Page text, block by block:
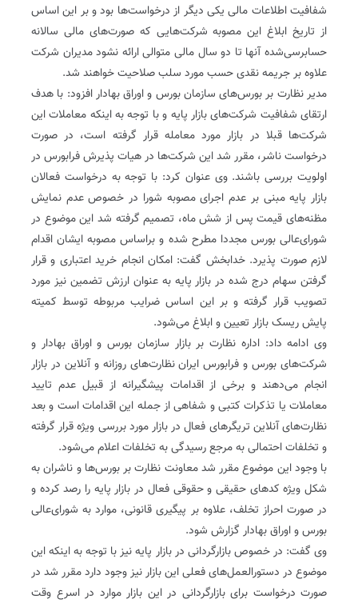
شفافیت اطلاعات مالی یکی دیگر از درخواست‌ها بود و بر این اساس
از تاریخ ابلاغ این مصوبه شرکت‌هایی که صورت‌های مالی سالانه
حسابرسی‌شده آنها تا دو سال مالی متوالی ارائه نشود مدیران شرکت
علاوه بر جریمه نقدی حسب مورد سلب صلاحیت خواهند شد.
مدیر نظارت بر بورس‌های سازمان بورس و اوراق بهادار افزود: با هدف
ارتقای شفافیت شرکت‌های بازار پایه و با توجه به اینکه معاملات این
شرکت‌ها قبلا در بازار مورد معامله قرار گرفته است، در صورت
درخواست ناشر، مقرر شد این شرکت‌ها در هیات پذیرش فرابورس در
اولویت بررسی باشند. وی عنوان کرد: با توجه به درخواست فعالان
بازار پایه مبنی بر عدم اجرای مصوبه شورا در خصوص عدم نمایش
مظنه‌های قیمت پس از شش ماه، تصمیم گرفته شد این موضوع در
شورای‌عالی بورس مجددا مطرح شده و بر‌اساس مصوبه ایشان اقدام
لازم صورت پذیرد. خدابخش گفت: امکان انجام خرید اعتباری و قرار
گرفتن سهام درج شده در بازار پایه به عنوان ارزش تضمین نیز مورد
تصویب قرار گرفته و بر این اساس ضرایب مربوطه توسط کمیته
پایش ریسک بازار تعیین و ابلاغ می‌‌شود.
وی ادامه داد: اداره نظارت بر بازار سازمان بورس و اوراق بهادار و
شرکت‌های بورس و فرابورس ایران نظارت‌های روزانه و آنلاین در بازار
انجام می‌دهند و برخی از اقدامات پیشگیرانه از قبیل عدم تایید
معاملات یا تذکرات کتبی و شفاهی از جمله این اقدامات است‌ و بعد
نظارت‌های آنلاین تریگرهای فعال در بازار مورد بررسی ویژه قرار گرفته
و تخلفات احتمالی به مرجع رسیدگی به تخلفات اعلام می‌شو‌د.
با وجود این موضوع مقرر شد معاونت نظارت بر بورس‌ها و ناشران به
شکل ویژه کدهای حقیقی و حقوقی فعال در بازار پایه را رصد کرده و
در صورت احراز تخلف، علاوه بر پیگیری قانونی، موارد به شورای‌عالی
بورس و اوراق بهادار گزارش شود.
وی گفت: در خصوص بازار‌گردانی در بازار پایه نیز با توجه به اینکه این
موضوع در دستورالعمل‌های فعلی این بازار نیز وجود دارد مقرر شد در
صورت درخواست برای بازارگردانی در این بازار موارد در اسرع وقت